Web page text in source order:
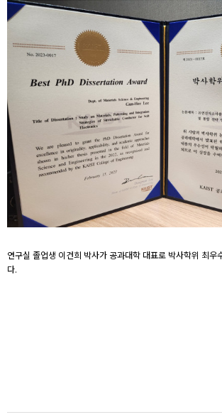
연구실 졸업생 이건희 박사가 공과대학 대표로 박사학위 최우
다.